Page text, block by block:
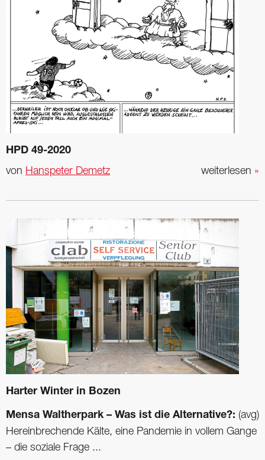
HPD 49-2020
weiterlesen »
von Hanspeter Demetz
Harter Winter in Bozen
Mensa Waltherpark – Was ist die Alternative?: (avg)
Hereinbrechende Kälte, eine Pandemie in vollem Gange
– die soziale Frage ...